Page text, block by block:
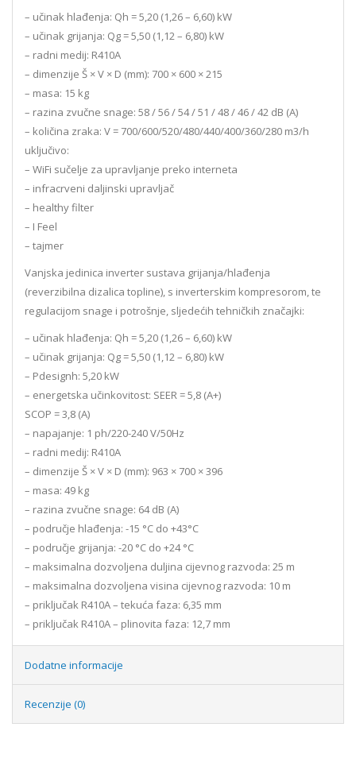
– učinak hlađenja: Qh = 5,20 (1,26 – 6,60) kW
– učinak grijanja: Qg = 5,50 (1,12 – 6,80) kW
– radni medij: R410A
– dimenzije Š × V × D (mm): 700 × 600 × 215
– masa: 15 kg
– razina zvučne snage: 58 / 56 / 54 / 51 / 48 / 46 / 42 dB (A)
– količina zraka: V = 700/600/520/480/440/400/360/280 m3/h
uključivo:
– WiFi sučelje za upravljanje preko interneta
– infracrveni daljinski upravljač
– healthy filter
– I Feel
– tajmer
Vanjska jedinica inverter sustava grijanja/hlađenja
(reverzibilna dizalica topline), s inverterskim kompresorom, te
regulacijom snage i potrošnje, sljedećih tehničkih značajki:
– učinak hlađenja: Qh = 5,20 (1,26 – 6,60) kW
– učinak grijanja: Qg = 5,50 (1,12 – 6,80) kW
– Pdesignh: 5,20 kW
– energetska učinkovitost: SEER = 5,8 (A+)
SCOP = 3,8 (A)
– napajanje: 1 ph/220-240 V/50Hz
– radni medij: R410A
– dimenzije Š × V × D (mm): 963 × 700 × 396
– masa: 49 kg
– razina zvučne snage: 64 dB (A)
– područje hlađenja: -15 °C do +43°C
– područje grijanja: -20 °C do +24 °C
– maksimalna dozvoljena duljina cijevnog razvoda: 25 m
– maksimalna dozvoljena visina cijevnog razvoda: 10 m
– priključak R410A – tekuća faza: 6,35 mm
– priključak R410A – plinovita faza: 12,7 mm
Dodatne informacije
Recenzije (0)